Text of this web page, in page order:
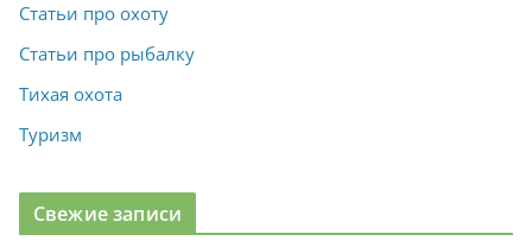
Статьи про охоту
Статьи про рыбалку
Тихая охота
Туризм
Свежие записи